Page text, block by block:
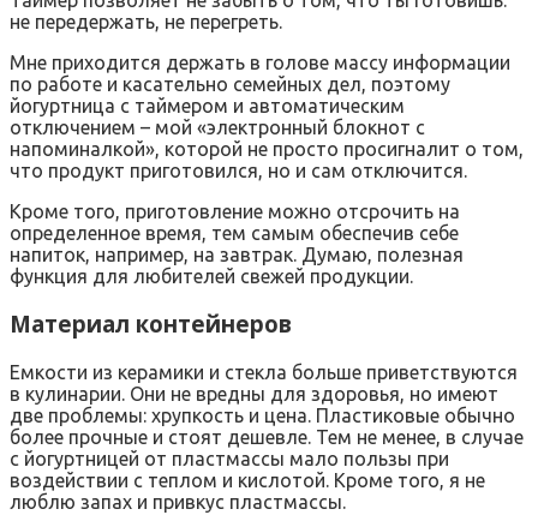
не передержать, не перегреть.
Мне приходится держать в голове массу информации
по работе и касательно семейных дел, поэтому
йогуртница с таймером и автоматическим
отключением – мой «электронный блокнот с
напоминалкой», которой не просто просигналит о том,
что продукт приготовился, но и сам отключится.
Кроме того, приготовление можно отсрочить на
определенное время, тем самым обеспечив себе
напиток, например, на завтрак. Думаю, полезная
функция для любителей свежей продукции.
Материал контейнеров
Емкости из керамики и стекла больше приветствуются
в кулинарии. Они не вредны для здоровья, но имеют
две проблемы: хрупкость и цена. Пластиковые обычно
более прочные и стоят дешевле. Тем не менее, в случае
с йогуртницей от пластмассы мало пользы при
воздействии с теплом и кислотой. Кроме того, я не
люблю запах и привкус пластмассы.